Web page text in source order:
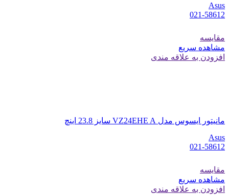
Asus
021-58612
مقایسه
مشاهده سریع
افزودن به علاقه مندی
مانیتور ایسوس مدل VZ24EHE A سایز 23.8 اینچ
Asus
021-58612
مقایسه
مشاهده سریع
افزودن به علاقه مندی